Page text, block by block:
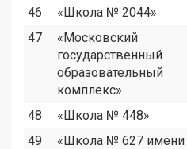
46 «Школа № 2044»
47
«Московский
государственный
образовательный
комплекс»
48 «Школа № 448»
49
«Школа № 627 имени